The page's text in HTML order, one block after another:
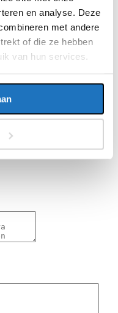
en analyse. Deze
met andere
of die ze hebben
van hun services.
en reisvoorwaarden van